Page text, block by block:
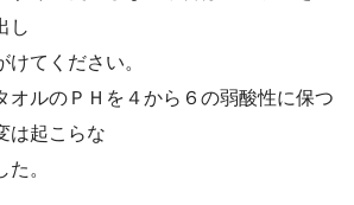
し
てください。
オルのＰＨを４から６の弱酸性に保つ
は起こらな
。